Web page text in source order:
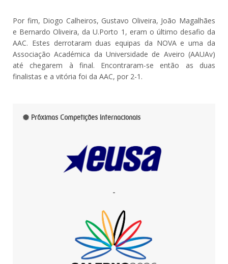
Por fim, Diogo Calheiros, Gustavo Oliveira, João Magalhães
e Bernardo Oliveira, da U.Porto 1, eram o último desafio da
AAC. Estes derrotaram duas equipas da NOVA e uma da
Associação Académica da Universidade de Aveiro (AAUAv)
até chegarem à final. Encontraram-se então as duas
finalistas e a vitória foi da AAC, por 2-1.
Próximas Competições Internacionais
-